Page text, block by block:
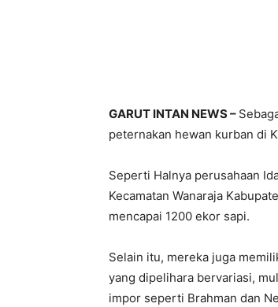
GARUT INTAN NEWS –
peternakan hewan kurban di
Seperti Halnya perusahaan
Kecamatan Wanaraja
mencapai 1200 ekor sapi.
Selain itu, mereka juga
yang dipelihara bervariasi,
impor seperti Brahman dan